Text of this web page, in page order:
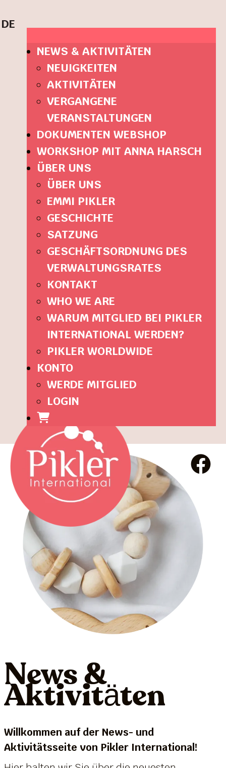
NEWS & AKTIVITÄTEN
NEUIGKEITEN
AKTIVITÄTEN
VERGANGENE
VERANSTALTUNGEN
DOKUMENTEN WEBSHOP
WORKSHOP MIT ANNA HARSCH
ÜBER UNS
ÜBER UNS
EMMI PIKLER
GESCHICHTE
SATZUNG
GESCHÄFTSORDNUNG DES
VERWALTUNGSRATES
KONTAKT
WHO WE ARE
WARUM MITGLIED BEI PIKLER
INTERNATIONAL WERDEN?
PIKLER WORLDWIDE
KONTO
WERDE MITGLIED
LOGIN
DE
News &
Aktivitäten
Willkommen auf der News- und
Aktivitätsseite von Pikler International!